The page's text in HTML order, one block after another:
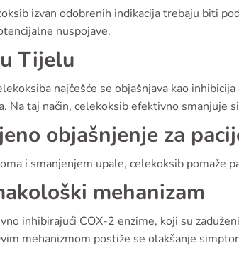
izvan odobrenih indikacija trebaju biti
nuspojave.
Tijelu
najčešće se objašnjava kao
Na taj način, celekoksib efektivno smanjuje
objašnjenje za
i smanjenjem upale, celekoksib pomaže
mehanizam
inhibirajući COX-2 enzime, koji su
mehanizmom postiže se olakšanje